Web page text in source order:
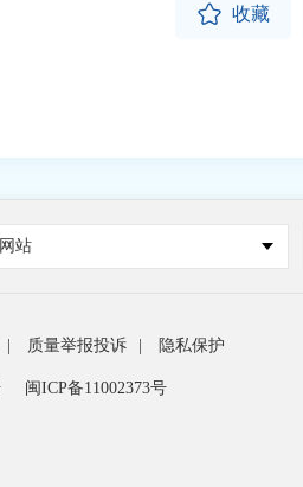
 收藏
站
质量举报投诉 隐私保护
闽ICP备11002373号